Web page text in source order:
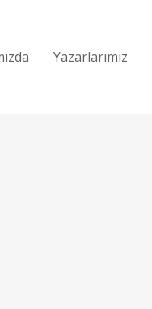
Yazarlarımız